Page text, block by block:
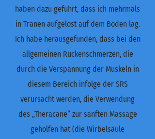
haben dazu geführt, dass ich mehrmals
in Tränen aufgelöst auf dem Boden lag.
Ich habe herausgefunden, dass bei den
allgemeinen Rückenschmerzen, die
durch die Verspannung der Muskeln in
diesem Bereich infolge der SRS
verursacht werden, die Verwendung
des „Theracane“ zur sanften Massage
geholfen hat (die Wirbelsäule